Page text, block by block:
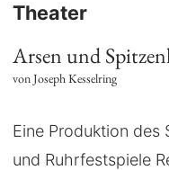
Theater
Arsen und
von Joseph Kesselring
Eine Produktion des
und Ruhrfestspiele